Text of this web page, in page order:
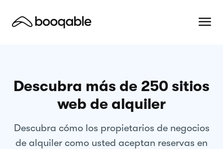
Descubra más de 250 sitios
web de alquiler
Descubra cómo los propietarios de negocios
de alquiler como usted aceptan reservas en